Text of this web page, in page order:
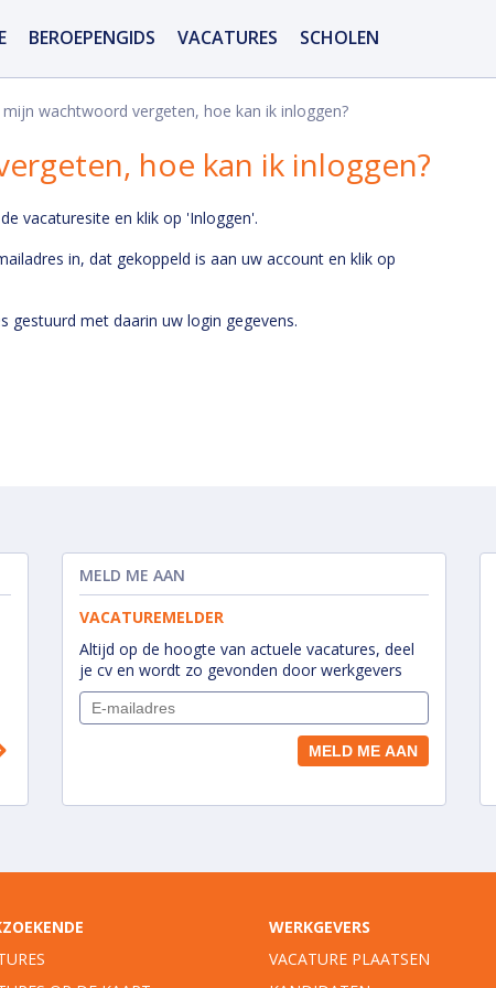
BEROEPENGIDS VACATURES SCHOLEN
wachtwoord vergeten, hoe kan ik inloggen?
hoe kan ik inloggen?
vacaturesite en klik op 'Inloggen'.
in, dat gekoppeld is aan uw account en klik op
gestuurd met daarin uw login gegevens.
MELD ME AAN
VACATUREMELDER
Altijd op de hoogte van actuele vacatures, deel
je cv en wordt zo gevonden door werkgevers
WERKGEVERS
VACATURE PLAATSEN